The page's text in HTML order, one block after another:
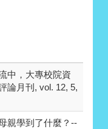
中，大專校院資
論月刊, vol. 12, 5,
親學到了什麼？--